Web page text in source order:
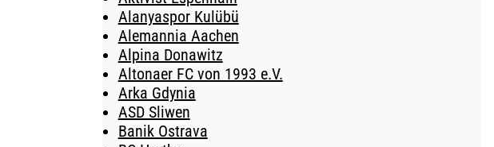
Alanyaspor Kulübü
Alemannia Aachen
Alpina Donawitz
Altonaer FC von 1993 e.V.
Arka Gdynia
ASD Sliwen
Banik Ostrava